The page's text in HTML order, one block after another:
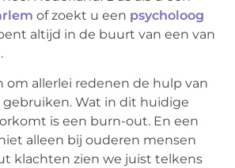
of zoekt u een psycholoog
altijd in de buurt van een van
om allerlei redenen de hulp van
gebruiken. Wat in dit huidige
is een burn-out. En een
alleen bij ouderen mensen
klachten zien we juist telkens